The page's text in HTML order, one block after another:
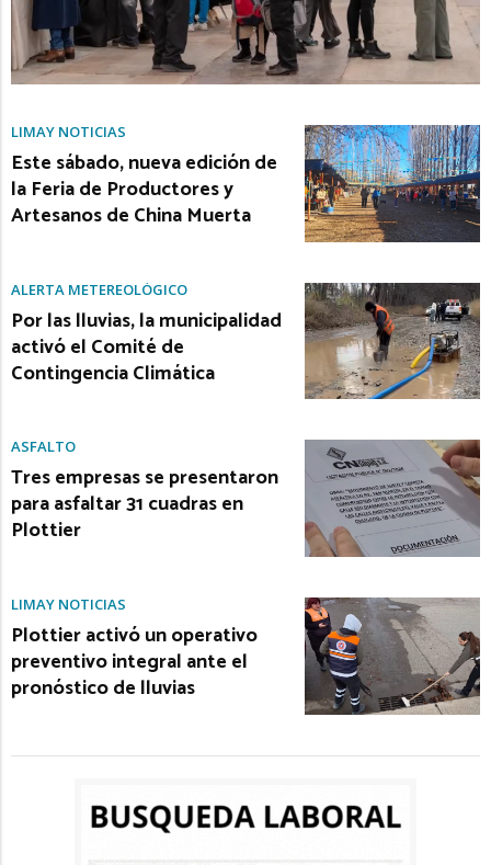
LIMAY NOTICIAS
Este sábado, nueva edición de
la Feria de Productores y
Artesanos de China Muerta
ALERTA METEREOLÓGICO
Por las lluvias, la municipalidad
activó el Comité de
Contingencia Climática
ASFALTO
Tres empresas se presentaron
para asfaltar 31 cuadras en
Plottier
LIMAY NOTICIAS
Plottier activó un operativo
preventivo integral ante el
pronóstico de lluvias